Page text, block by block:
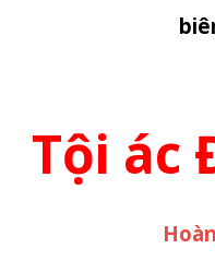
Tội ác